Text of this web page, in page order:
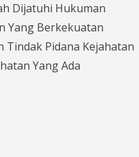
Dijatuhi Hukuman
Yang Berkekuatan
Pidana Kejahatan
Yang Ada